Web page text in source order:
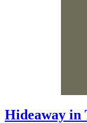
Hideaway in